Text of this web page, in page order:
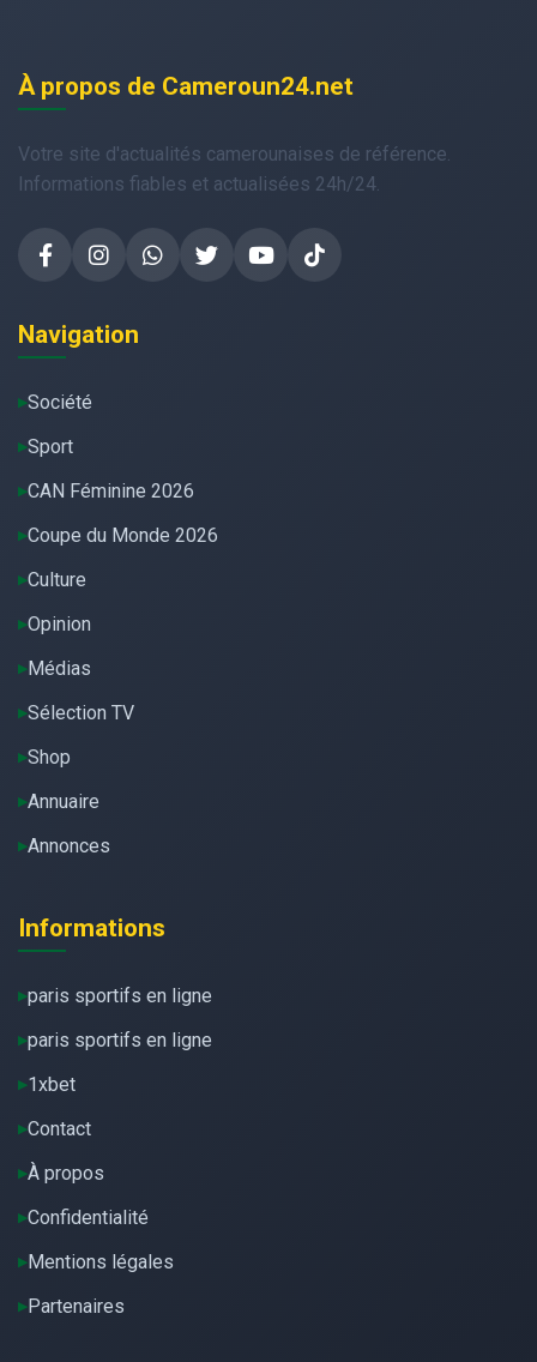
À propos de Cameroun24.net
Votre site d'actualités camerounaises de référence.
Informations fiables et actualisées 24h/24.
Navigation
Société
Sport
CAN Féminine 2026
Coupe du Monde 2026
Culture
Opinion
Médias
Sélection TV
Shop
Annuaire
Annonces
Informations
paris sportifs en ligne
paris sportifs en ligne
1xbet
Contact
À propos
Confidentialité
Mentions légales
Partenaires